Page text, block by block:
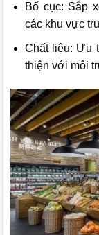
Bố cục: Sắp
các khu vực
Chất liệu: Ưu
thiện với môi